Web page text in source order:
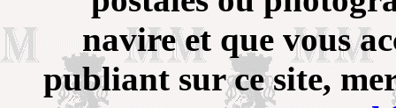
navire et que vous
publiant sur ce site,